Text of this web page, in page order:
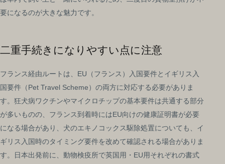
要になるのが大きな魅力です。
二重手続きになりやすい点に注意
フランス経由ルートは、EU（フランス）入国要件とイギリス入
国要件（Pet Travel Scheme）の両方に対応する必要がありま
す。狂犬病ワクチンやマイクロチップの基本要件は共通する部分
が多いものの、フランス到着時にはEU向けの健康証明書が必要
になる場合があり、犬のエキノコックス駆除処置についても、イ
ギリス入国時のタイミング要件を改めて確認される場合がありま
す。日本出発前に、動物検疫所で英国用・EU用それぞれの書式